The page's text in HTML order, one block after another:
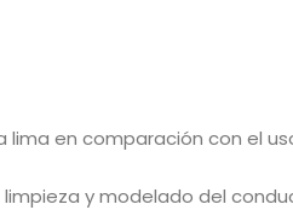
en comparación con el
y modelado del